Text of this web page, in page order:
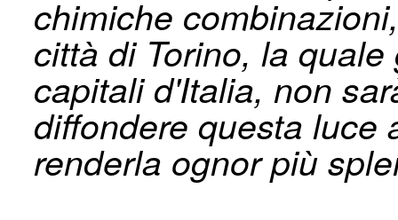
chimiche
città di Torino, la
capitali d'Italia, non
diffondere questa luce
renderla ognor più